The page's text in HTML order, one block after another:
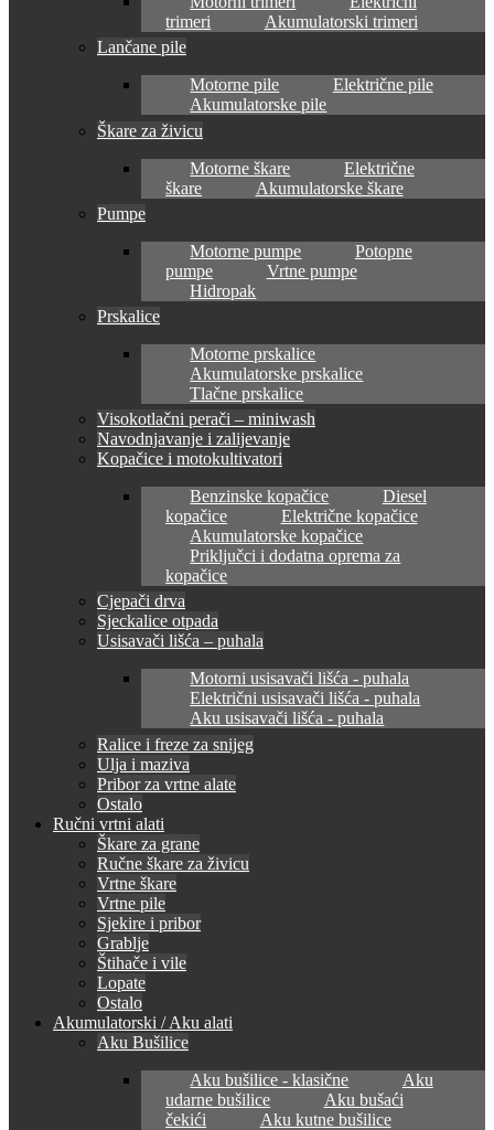
trimeri
Akumulatorski trimeri
Lančane pile
Motorne pile
Električne pile
Akumulatorske pile
Škare za živicu
Motorne škare
Električne
škare
Akumulatorske škare
Pumpe
Motorne pumpe
Potopne
pumpe
Vrtne pumpe
Hidropak
Prskalice
Motorne prskalice
Akumulatorske prskalice
Tlačne prskalice
Visokotlačni perači – miniwash
Navodnjavanje i zalijevanje
Kopačice i motokultivatori
Benzinske kopačice
Diesel
kopačice
Električne kopačice
Akumulatorske kopačice
Priključci i dodatna oprema za
kopačice
Cjepači drva
Sjeckalice otpada
Usisavači lišća – puhala
Motorni usisavači lišća - puhala
Električni usisavači lišća - puhala
Aku usisavači lišća - puhala
Ralice i freze za snijeg
Ulja i maziva
Pribor za vrtne alate
Ostalo
Ručni vrtni alati
Škare za grane
Ručne škare za živicu
Vrtne škare
Vrtne pile
Sjekire i pribor
Grablje
Štihače i vile
Lopate
Ostalo
Akumulatorski / Aku alati
Aku Bušilice
Aku bušilice - klasične
Aku
udarne bušilice
Aku bušaći
čekići
Aku kutne bušilice